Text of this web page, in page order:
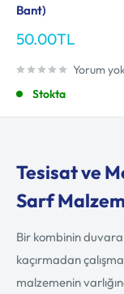
Bant)
İndirimli
50.00TL
Yorum
Stokta
Tesisat ve
Sarf
Bir kombinin duvara
kaçırmadan
malzemenin